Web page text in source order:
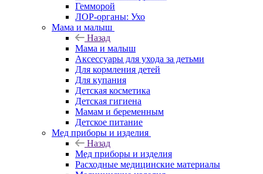
Гемморой
ЛОР-органы: Ухо
Мама и малыш
Назад
Мама и малыш
Аксессуары для ухода за детьми
Для кормления детей
Для купания
Детская косметика
Детская гигиена
Мамам и беременным
Детское питание
Мед приборы и изделия
Назад
Мед приборы и изделия
Расходные медицинские материалы